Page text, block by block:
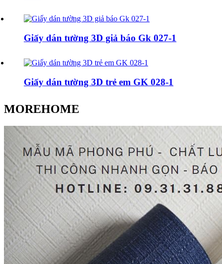
Giấy dán tường 3D giả báo Gk 027-1
Giấy dán tường 3D trẻ em GK 028-1
MOREHOME